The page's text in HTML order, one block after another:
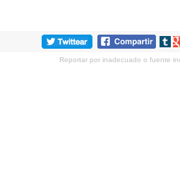
Reportar por inadecuado o fuente